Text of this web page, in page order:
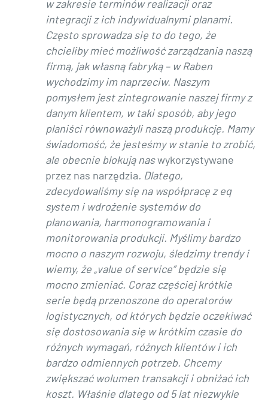
w zakresie terminów realizacji oraz
integracji z ich indywidualnymi planami.
Często sprowadza się to do tego, że
chcieliby mieć możliwość zarządzania naszą
firmą, jak własną fabryką – w Raben
wychodzimy im naprzeciw. Naszym
pomysłem jest zintegrowanie naszej firmy z
danym klientem, w taki sposób, aby jego
planiści równoważyli naszą produkcję. Mamy
świadomość, że jesteśmy w stanie to zrobić,
ale obecnie blokują naswykorzystywane
przez nas narzędzia. Dlatego,
zdecydowaliśmy się na współpracę z eq
system i wdrożenie systemów do
planowania, harmonogramowania i
monitorowania produkcji. Myślimy bardzo
mocno o naszym rozwoju, śledzimy trendy i
wiemy, że „value of service” będzie się
mocno zmieniać. Coraz częściej krótkie
serie będą przenoszone do operatorów
logistycznych, od których będzie oczekiwać
się dostosowania się w krótkim czasie do
różnych wymagań, różnych klientów i ich
bardzo odmiennych potrzeb. Chcemy
zwiększać wolumen transakcji i obniżać ich
koszt. Właśnie dlatego od 5 lat niezwykle